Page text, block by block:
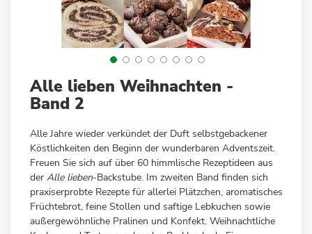
Anfang
der
springen
Alle lieben Weihnachten -
Band 2
Alle Jahre wieder verkündet der Duft selbstgebackener
Köstlichkeiten den Beginn der wunderbaren Adventszeit.
Freuen Sie sich auf über 60 himmlische Rezeptideen aus
der Alle lieben-Backstube. Im zweiten Band finden sich
praxiserprobte Rezepte für allerlei Plätzchen, aromatisches
Früchtebrot, feine Stollen und saftige Lebkuchen sowie
außergewöhnliche Pralinen und Konfekt. Weihnachtliche